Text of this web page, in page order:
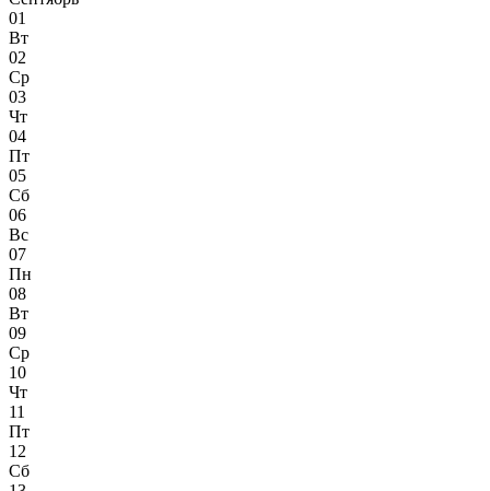
01
Вт
02
Ср
03
Чт
04
Пт
05
Сб
06
Вс
07
Пн
08
Вт
09
Ср
10
Чт
11
Пт
12
Сб